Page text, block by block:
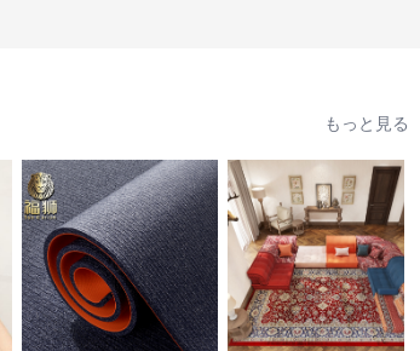
もっと見る